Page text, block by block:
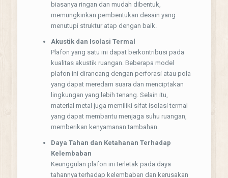
biasanya ringan dan mudah dibentuk,
memungkinkan pembentukan desain yang
menutupi struktur atap dengan baik.
Akustik dan Isolasi Termal
Plafon yang satu ini dapat berkontribusi pada
kualitas akustik ruangan. Beberapa model
plafon ini dirancang dengan perforasi atau pola
yang dapat meredam suara dan menciptakan
lingkungan yang lebih tenang. Selain itu,
material metal juga memiliki sifat isolasi termal
yang dapat membantu menjaga suhu ruangan,
memberikan kenyamanan tambahan.
Daya Tahan dan Ketahanan Terhadap
Kelembaban
Keunggulan plafon ini terletak pada daya
tahannya terhadap kelembaban dan kerusakan